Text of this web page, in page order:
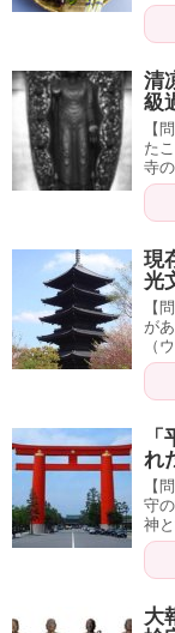
清
級
【
た
寺
現
光
【
が
（
れ
【
守
神
大